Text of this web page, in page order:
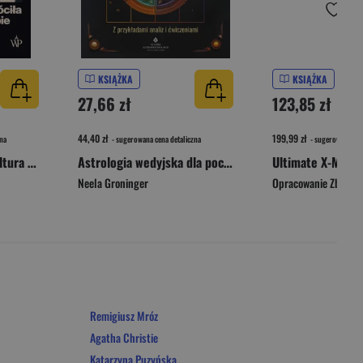
Girl on Girl. Jak popkultura zwróciła kobiety przeciw sobie
KSIĄŻKA
27,66 zł
44,40 zł - sugerowana cena detaliczna
Astrologia wedyjska dla początkujących. 10 kroków do interpretacji horoskopu
Neela Groninger
KSIĄŻKA
123,85 zł
199,99 zł - sugerowana
Ultimate X-Men.
Opracowanie
Remigiusz Mróz
Agatha Christie
Katarzyna Puzyńska